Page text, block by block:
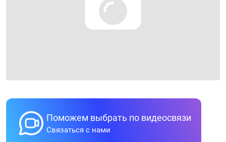
Поможем выбрать по видеосвязи
Связаться с нами